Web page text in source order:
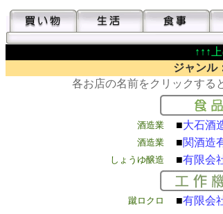
↑↑↑上
ジャンル
各お店の名前をクリックする
酒造業 ■大石酒
酒造業 ■関酒造
しょうゆ醸造 ■有限会
蹴ロクロ ■有限会